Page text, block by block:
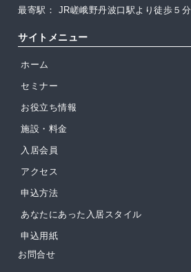
最寄駅： JR嵯峨野丹波口駅より徒歩５分
サイトメニュー
ホーム
セミナー
お役立ち情報
施設・料金
入居会員
アクセス
申込方法
あなたにあった入居スタイル
申込用紙
お問合せ